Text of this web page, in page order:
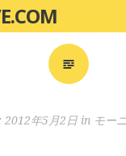
2012年5月2日 in モー